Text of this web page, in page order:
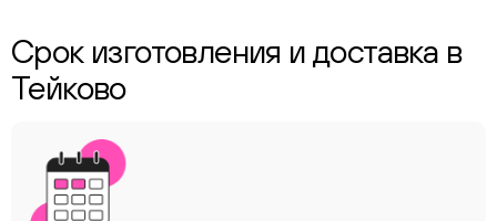
Срок изготовления и доставка в
Тейково